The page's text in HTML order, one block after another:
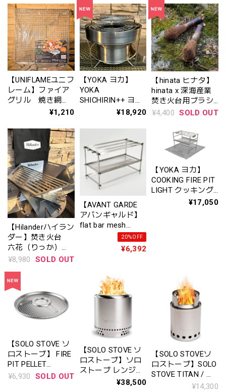
【UNIFLAMEユニフ
レーム】ファイア
グリル 焼き網
〈No.721711〉¥1,210
【YOKA ヨカ】
YOKA
SHICHIRIN++ ヨカ
シチリンプラスプ
¥18,920
【hinata ヒナタ】
hinata x 深海産業
焚き火台用ブラシ
日本棕櫚手箒 発売
ドモデル
¥4,400 SOLD OUT
【Hilanderハイラン
ダー】焚き火台
六花（りっか）
（梯形五徳付き）
火 バーベキュー
（HCS-003）
¥8,980 SOLD OUT
【AVANT GARDE
アバンギャルド】
flat bar mesh
bonfire stand フラ
ットバーメッシュ
ボンファイヤース
20%OFF
¥6,392
【YOKA ヨカ】
COOKING FIRE PIT
LIGHT クッキング
ファイヤーピット
¥17,050
【SOLO STOVE ソ
ロストーブ】 FIRE
PIT PELLET
ADAPTER / ソロス
¥6,930 SOLD OUT
【SOLO STOVE ソ
ロストーブ】ソロ
ストーブ レンジャ
ー キット2.0(本体
¥38,500
【SOLO STOVEソ
ロストーブ】SOLO
STOVE TITAN / ソ
ロストーブ タイタ
¥14,300